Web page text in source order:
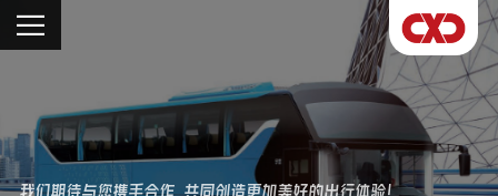
我们期待与您携手合作，共同创造更加美好的出行体验！